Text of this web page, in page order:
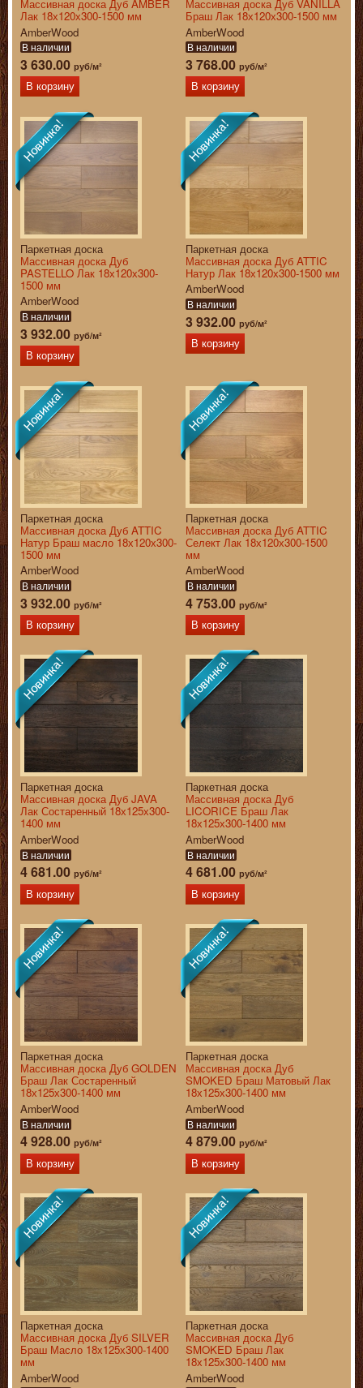
Массивная доска Дуб AMBER
Лак 18х120х300-1500 мм
AmberWood
В наличии
3 630.00 руб/м²
В корзину
Массивная доска Дуб VANILLA
Браш Лак 18х120х300-1500 мм
AmberWood
В наличии
3 768.00 руб/м²
В корзину
Паркетная доска
Массивная доска Дуб
PASTELLO Лак 18х120х300-
1500 мм
AmberWood
В наличии
3 932.00 руб/м²
В корзину
Паркетная доска
Массивная доска Дуб ATTIC
Натур Лак 18х120х300-1500 мм
AmberWood
В наличии
3 932.00 руб/м²
В корзину
Паркетная доска
Массивная доска Дуб ATTIC
Натур Браш масло 18х120х300-
1500 мм
AmberWood
В наличии
3 932.00 руб/м²
В корзину
Паркетная доска
Массивная доска Дуб ATTIC
Селект Лак 18х120х300-1500
мм
AmberWood
В наличии
4 753.00 руб/м²
В корзину
Паркетная доска
Массивная доска Дуб JAVA
Лак Состаренный 18х125х300-
1400 мм
AmberWood
В наличии
4 681.00 руб/м²
В корзину
Паркетная доска
Массивная доска Дуб
LICORICE Браш Лак
18х125х300-1400 мм
AmberWood
В наличии
4 681.00 руб/м²
В корзину
Паркетная доска
Массивная доска Дуб GOLDEN
Браш Лак Состаренный
18х125х300-1400 мм
AmberWood
В наличии
4 928.00 руб/м²
В корзину
Паркетная доска
Массивная доска Дуб
SMOKED Браш Матовый Лак
18х125х300-1400 мм
AmberWood
В наличии
4 879.00 руб/м²
В корзину
Паркетная доска
Массивная доска Дуб SILVER
Браш Масло 18х125х300-1400
мм
AmberWood
Паркетная доска
Массивная доска Дуб
SMOKED Браш Лак
18х125х300-1400 мм
AmberWood